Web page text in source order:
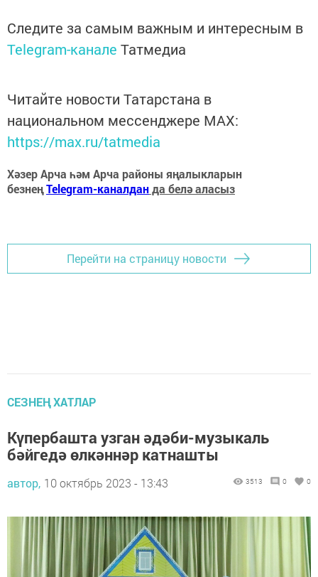
Следите за самым важным и интересным в
Telegram-канале Татмедиа
Читайте новости Татарстана в
национальном мессенджере MАХ:
https://max.ru/tatmedia
Хәзер Арча һәм Арча районы яңалыкларын
безнеңTelegram-каналданда белә аласыз
Перейти на страницу новости
СЕЗНЕҢ ХАТЛАР
Күпербашта узган әдәби-музыкаль
бәйгедә өлкәннәр катнашты
автор, 10 октябрь 2023 - 13:43 3513 0 0